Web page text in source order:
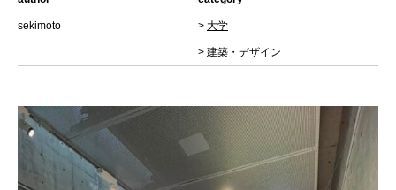
sekimoto > 大学
> 建築・デザイン